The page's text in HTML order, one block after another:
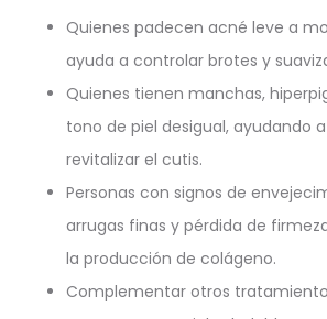
Quienes padecen acné leve a
ayuda a controlar brotes y
Quienes tienen manchas,
tono de piel desigual, ayudando
revitalizar el cutis.
Personas con signos de
arrugas finas y pérdida de
la producción de colágeno.
Complementar otros